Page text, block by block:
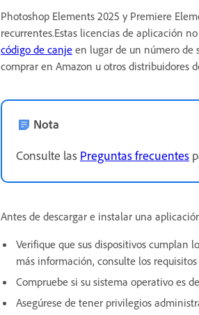
Photoshop Elements 2025 y Premiere
recurrentes.Estas licencias de aplicación
código de canje en lugar de un número de
comprar en Amazon u otros distribuidores
Nota
Consulte las Preguntas frecuentes
Antes de descargar e instalar una
Verifique que sus dispositivos cumplan
más información, consulte los
Compruebe si su sistema operativo es de
Asegúrese de tener privilegios